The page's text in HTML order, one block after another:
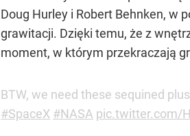
Doug Hurley i Robert Behnken, w
grawitacji. Dzięki temu, że z
moment, w którym przekraczają
BTW, we need these sequined
#SpaceX #NASA pic.twitter.com/